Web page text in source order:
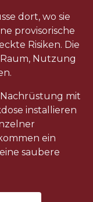
dort, wo sie
provisorische
Risiken. Die
Nutzung
mit
installieren
ein
saubere